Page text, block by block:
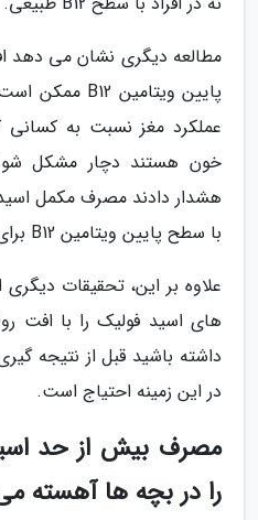
مطالعه دیگری نشان می دهد
عملکرد مغز نسبت به کسانی
خون هستند دچار مشکل
هشدار دادند مصرف مکمل
با سطح پایین ویتامین B12 برای سلامت روان مضر است.
علاوه بر این، تحقیقات
های اسید فولیک را با افت
داشته باشید قبل از نتیجه
در این زمینه احتیاج است.
مصرف بیش از حد
را در بچه ها آهسته